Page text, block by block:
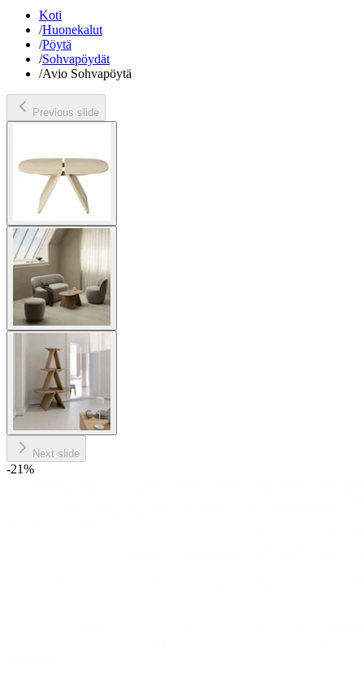
Koti
/Huonekalut
/Pöytä
/Sohvapöydät
/Avio Sohvapöytä
Previous slide
Next slide
-21%